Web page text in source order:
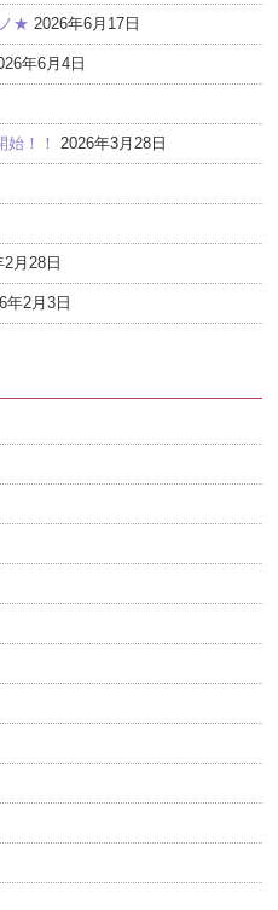
ノ★ 2026年6月17日
年6月4日
！！ 2026年3月28日
2月28日
年2月3日